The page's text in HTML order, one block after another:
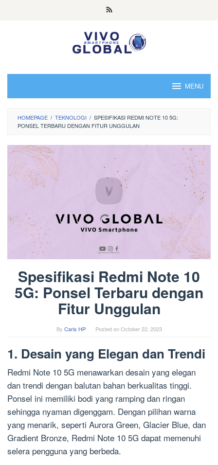
MENU
HOMEPAGE / TEKNOLOGI / SPESIFIKASI REDMI NOTE 10 5G:
PONSEL TERBARU DENGAN FITUR UNGGULAN
Spesifikasi Redmi Note 10
5G: Ponsel Terbaru dengan
Fitur Unggulan
By Caris HP Posted onOctober 22, 2023
1. Desain yang Elegan dan Trendi
Redmi Note 10 5G menawarkan desain yang elegan
dan trendi dengan balutan bahan berkualitas tinggi.
Ponsel ini memiliki bodi yang ramping dan ringan
sehingga nyaman digenggam. Dengan pilihan warna
yang menarik, seperti Aurora Green, Glacier Blue, dan
Gradient Bronze, Redmi Note 10 5G dapat memenuhi
selera pengguna yang berbeda.